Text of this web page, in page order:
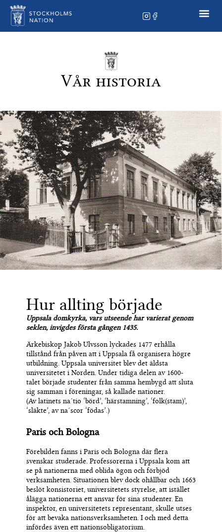
Vår historia
Hur allting började
Uppsala domkyrka,vars utseende har varieratgenom
seklen,invigdes första gången 1435.
Ärkebiskop Jakob Ulvsson lyckades 1477 erhålla
tillstånd från påven att i Uppsala få organisera högre
utbildning. Uppsala universitet blev det äldsta
universitetet i Norden. Under tidiga delen av 1600-
talet började studenter från samma hembygd att sluta
sig samman i föreningar, så kallade nationer.
(Avlatinetsna´tio ‘börd’, ‘härstamning’, ‘folk(stam)’,
‘släkte’, av na´scor ‘födas’.)
Paris och Bologna
Förebilden fanns i Paris och Bologna där flera
svenskar studerade. Professorerna i Uppsala kom att
se på nationerna med oblida ögon och förbjöd
verksamheten. Situationen blevdock ohållbar och 1663
beslöt konsistoriet, universitetets styrelse, att istället
ålägga nationerna ett ansvar för sina studenter. En
inspektor, en universitetets representant, skulle utses
för att bevaka nationsverksamheten. I och med detta
infördes även ett nationsobligatorium.